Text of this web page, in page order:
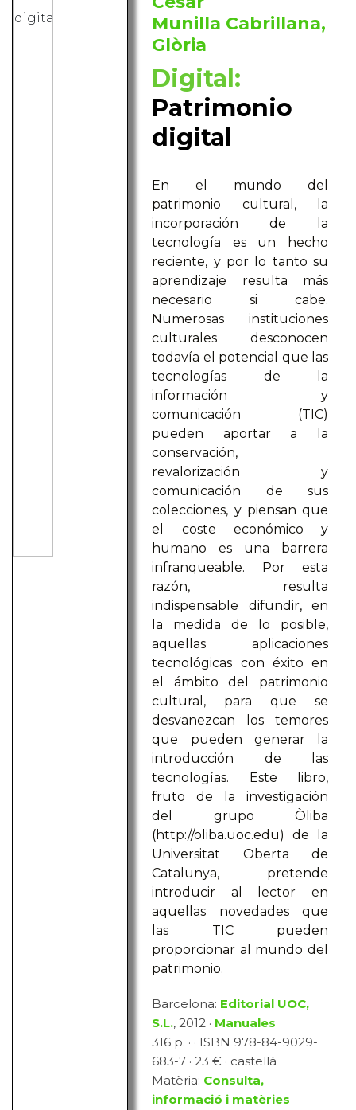
Munilla Cabrillana,
Glòria
Digital:
Patrimonio
digital
En el mundo del
patrimonio cultural, la
incorporación de la
tecnología es un hecho
reciente, y por lo tanto su
aprendizaje resulta más
necesario si cabe.
Numerosas instituciones
culturales desconocen
todavía el potencial que las
tecnologías de la
información y
comunicación (TIC)
pueden aportar a la
conservación,
revalorización y
comunicación de sus
colecciones, y piensan que
el coste económico y
humano es una barrera
infranqueable. Por esta
razón, resulta
indispensable difundir, en
la medida de lo posible,
aquellas aplicaciones
tecnológicas con éxito en
el ámbito del patrimonio
cultural, para que se
desvanezcan los temores
que pueden generar la
introducción de las
tecnologías. Este libro,
fruto de la investigación
del grupo Òliba
(http://oliba.uoc.edu) de la
Universitat Oberta de
Catalunya, pretende
introducir al lector en
aquellas novedades que
las TIC pueden
proporcionar al mundo del
patrimonio.
Barcelona: Editorial UOC,
S.L., 2012 · Manuales
316 p. · · ISBN 978-84-9029-
683-7 · 23 € · castellà
Matèria: Consulta,
informació i matèries